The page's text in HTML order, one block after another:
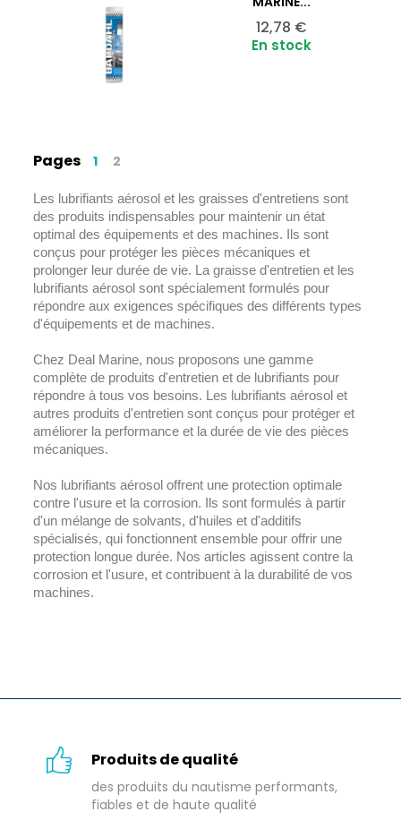
Prix
12,78 €
En stock
Pages 1 2
Les lubrifiants aérosol et les graisses d'entretiens sont
des produits indispensables pour maintenir un état
optimal des équipements et des machines. Ils sont
conçus pour protéger les pièces mécaniques et
prolonger leur durée de vie. La graisse d'entretien et les
lubrifiants aérosol sont spécialement formulés pour
répondre aux exigences spécifiques des différents types
d'équipements et de machines.
Chez Deal Marine, nous proposons une gamme
complète de produits d'entretien et de lubrifiants pour
répondre à tous vos besoins. Les lubrifiants aérosol et
autres produits d'entretien sont conçus pour protéger et
améliorer la performance et la durée de vie des pièces
mécaniques.
Nos lubrifiants aérosol offrent une protection optimale
contre l'usure et la corrosion. Ils sont formulés à partir
d'un mélange de solvants, d'huiles et d'additifs
spécialisés, qui fonctionnent ensemble pour offrir une
protection longue durée. Nos articles agissent contre la
corrosion et l'usure, et contribuent à la durabilité de vos
machines.
Produits de qualité
des produits du nautisme performants,
fiables et de haute qualité